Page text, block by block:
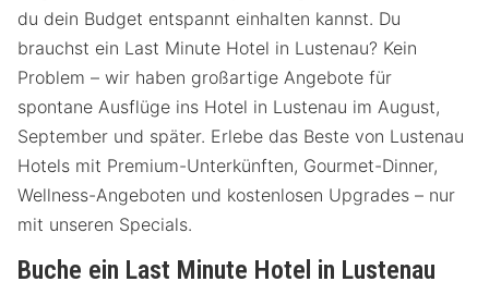
du dein Budget entspannt einhalten kannst. Du
brauchst ein Last Minute Hotel in Lustenau? Kein
Problem – wir haben großartige Angebote für
spontane Ausflüge ins Hotel in Lustenau im August,
September und später. Erlebe das Beste von Lustenau
Hotels mit Premium-Unterkünften, Gourmet-Dinner,
Wellness-Angeboten und kostenlosen Upgrades – nur
mit unseren Specials.
Buche ein Last Minute Hotel in Lustenau